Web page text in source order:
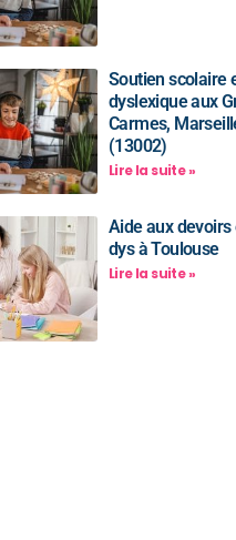
Soutien scolaire
dyslexique aux
Carmes,
(13002)
Lire la suite »
Aide aux
dys à Toulouse
Lire la suite »